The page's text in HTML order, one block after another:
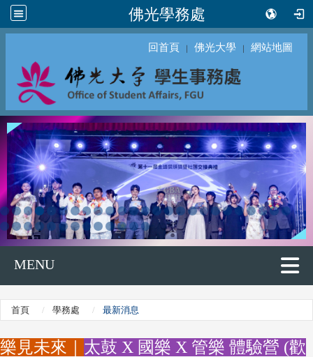
佛光學務處
回首頁 ｜ 佛光大學 ｜ 網站地圖
MENU
首頁 學務處 最新消息
樂見未來｜ 太鼓 X 國樂 X 管樂 體驗營 (歡